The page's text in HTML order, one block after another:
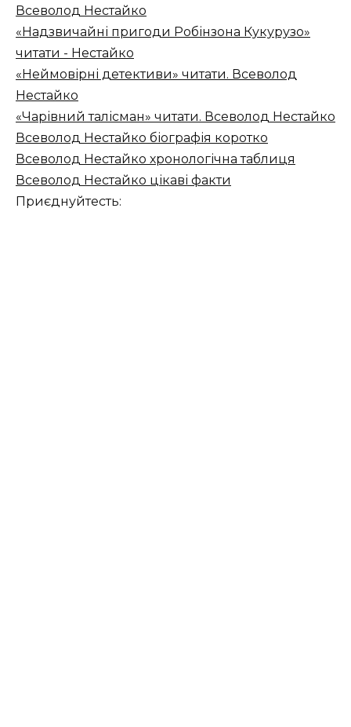
Всеволод Нестайко
«Надзвичайні пригоди Робінзона Кукурузо»
читати - Нестайко
«Неймовірні детективи» читати. Всеволод
Нестайко
«Чарівний талісман» читати. Всеволод Нестайко
Всеволод Нестайко біографія коротко
Всеволод Нестайко хронологічна таблиця
Всеволод Нестайко цікаві факти
Приєднуйтесть: